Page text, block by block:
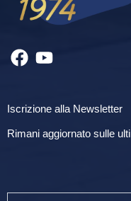
Iscrizione alla Newsletter
Rimani aggiornato sulle